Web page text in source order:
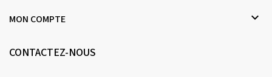
MON COMPTE 
CONTACTEZ-NOUS